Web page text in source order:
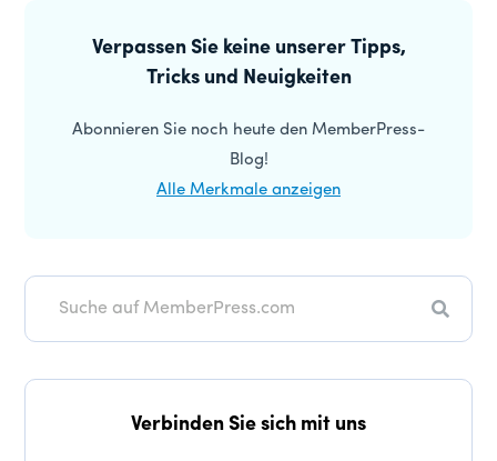
Seitenleiste
Verpassen Sie keine unserer Tipps,
Tricks und Neuigkeiten
Abonnieren Sie noch heute den MemberPress-
Blog!
Alle Merkmale anzeigen
Suche
Verbinden Sie sich mit uns